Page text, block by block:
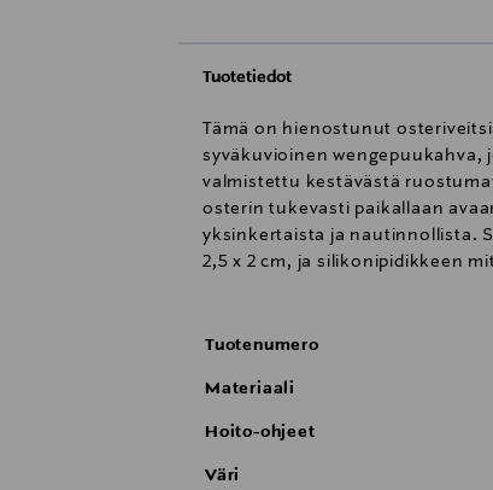
Tuotetiedot
Tämä on hienostunut
syväkuvioinen wengepuukahva,
valmistettu kestävästä
osterin tukevasti paikallaan
yksinkertaista ja nautinnollista.
2,5 x 2 cm, ja silikonipidikkeen
Tuotenumero
Materiaali
Hoito-ohjeet
Väri